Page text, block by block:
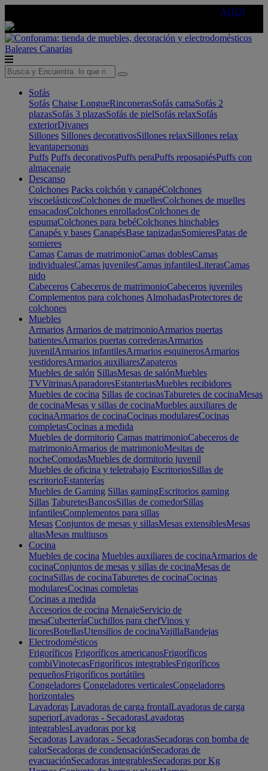
AQUÍ
Baleares Canarias
Sofás
Sofás Chaise LongueRinconerasSofás camaSofás 2
plazasSofás 3 plazasSofás de pielSofás relaxSofás
exteriorDivanes
Sillones Sillones decorativosSillones relaxSillones relax
levantapersonas
Puffs Puffs decorativosPuffs peraPuffs reposapiésPuffs con
almacenaje
Descanso
Colchones Packs colchón y canapéColchones
viscoelásticosColchones de muellesColchones de muelles
ensacadosColchones enrolladosColchones de
espumaColchones para bebéColchones hinchables
Canapés y bases CanapésBase tapizadasSomieresPatas de
somieres
Camas Camas de matrimonioCamas doblesCamas
individualesCamas juvenilesCamas infantilesLiterasCamas
nido
Cabeceros Cabeceros de matrimonioCabeceros juveniles
Complementos para colchones AlmohadasProtectores de
colchones
Muebles
Armarios Armarios de matrimonioArmarios puertas
batientesArmarios puertas correderasArmarios
juvenilArmarios infantilesArmarios esquinerosArmarios
vestidoresArmarios auxiliaresZapateros
Muebles de salón SillasMesas de salónMuebles
TVVitrinasAparadoresEstanteriasMuebles recibidores
Muebles de cocina Sillas de cocinasTaburetes de cocinaMesas
de cocinaMesas y sillas de cocinaMuebles auxiliares de
cocinaArmarios de cocinaCocinas modularesCocinas
completasCocinas a medida
Muebles de dormitorio Camas matrimonioCabeceros de
matrimonioArmarios de matrimonioMesitas de
nocheComodasMuebles de dormitorio juvenil
Muebles de oficina y teletrabajo EscritoriosSillas de
escritorioEstanterías
Muebles de Gaming Sillas gamingEscritorios gaming
Sillas TaburetesBancosSillas de comedorSillas
infantilesComplementos para sillas
Mesas Conjuntos de mesas y sillasMesas extensiblesMesas
altasMesas multiusos
Cocina
Muebles de cocina Muebles auxiliares de cocinaArmarios de
cocinaConjuntos de mesas y sillas de cocinaMesas de
cocinaSillas de cocinaTaburetes de cocinaCocinas
modularesCocinas completas
Cocinas a medida
Accesorios de cocina MenajeServicio de
mesaCuberteríaCuchillos para chefVinos y
licoresBotellasUtensilios de cocinaVajillaBandejas
Electrodomésticos
Frigoríficos Frigoríficos americanosFrigoríficos
combiVinotecasFrigoríficos integrablesFrigoríficos
pequeñosFrigoríficos portátiles
Congeladores Congeladores verticalesCongeladores
horizontales
Lavadoras Lavadoras de carga frontalLavadoras de carga
superiorLavadoras - SecadorasLavadoras
integrablesLavadoras por kg
Secadoras Lavadoras - SecadorasSecadoras con bomba de
calorSecadoras de condensaciónSecadoras de
evacuaciónSecadoras integrablesSecadoras por Kg